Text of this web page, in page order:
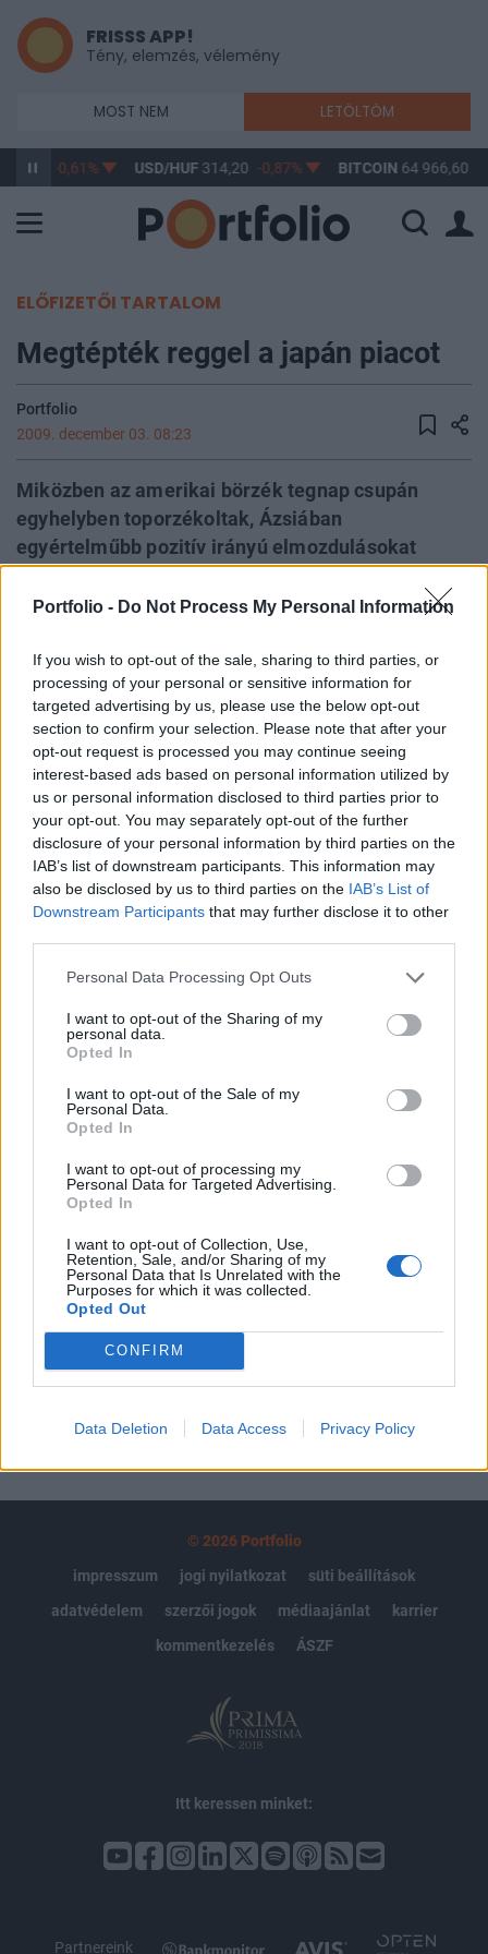
Portfolio - Do Not Process My Personal Information
If you wish to opt-out of the sale, sharing to third parties, or
processing of your personal or sensitive information for
targeted advertising by us, please use the below opt-out
section to confirm your selection. Please note that after your
opt-out request is processed you may continue seeing
interest-based ads based on personal information utilized by
us or personal information disclosed to third parties prior to
your opt-out. You may separately opt-out of the further
disclosure of your personal information by third parties on the
IAB’s list of downstream participants. This information may
also be disclosed by us to third parties on the IAB’s List of
Downstream Participants that may further disclose it to other
Personal Data Processing Opt Outs
I want to opt-out of the Sharing of my
personal data.
Opted In
I want to opt-out of the Sale of my
Personal Data.
Opted In
I want to opt-out of processing my
Personal Data for Targeted Advertising.
Opted In
I want to opt-out of Collection, Use,
Retention, Sale, and/or Sharing of my
Personal Data that Is Unrelated with the
Purposes for which it was collected.
Opted Out
CONFIRM
Data Deletion Data Access Privacy Policy
FRISSS APP!
Tény, elemzés, vélemény
MOST NEM LETÖLTÖM
-0,61% USD/HUF 314,20 -0,87% BITCOIN 64 966,60
ELŐFIZETŐI TARTALOM
Megtépték reggel a japán piacot
Portfolio
2009. december 03. 08:23
Miközben az amerikai börzék tegnap csupán
egyhelyben toporzékoltak, Ázsiában
egyértelműbb pozitív irányú elmozdulásokat
ráadásul közel 4%-os pluszban zárt. Az igen
érkező hírek játszották a főszerepet, az
autógyártóban a PSA Peugeot-Citroen szerezne
30-50%-os részesedést. A Mitsubishi Motorst a
hírre széttépték.
A Mitsubishi Motors háza tájáról érkező hírek mozgatták
ma reggel közel 4%-os pluszba a japán börzét. Bár a régió
egészét inkább kisebb optimizmus lengte körül, a Nikkei
emelkedése kiemelkedőnek számított.Külföldi
lapértesülések szerint a Mitsubishi Motors 200-300 milliárd
jen összegben bocsáthat ki új részvényeket, melyeket a
Peugeot szerezne meg. Ezzel a francia...
KEDVES OLVASÓNK!
A keresett cikk a portfolio.hu hírarchívumához
tartozik, melynek olvasása előfizetéses
regisztrációhoz kötött.
Portfolio.hu teljes cikkarchívum
Kötéslisták: BÉT elmúlt 2 év napon belüli
kötéslistái
Előfizetés
MÁR ELŐFIZETŐNK VAGY?
© 2026 Portfolio
impresszum
jogi nyilatkozat
süti beállítások
adatvédelem
szerzői jogok médiaajánlat
karrier
kommentkezelés
ÁSZF
Itt keressen minket:
Partnereink